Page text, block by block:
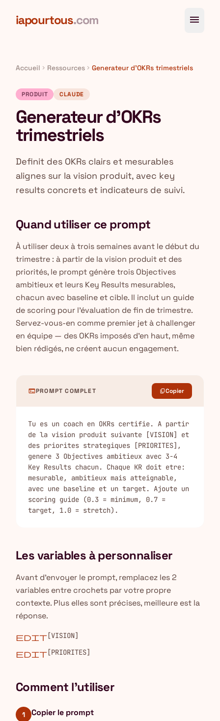
iapourtous.com menu
Accueil chevron_right Ressources chevron_right Generateur d'OKRs trimestriels
PRODUIT CLAUDE
Generateur d'OKRs
trimestriels
Definit des OKRs clairs et mesurables
alignes sur la vision produit, avec key
results concrets et indicateurs de suivi.
Quand utiliser ce prompt
À utiliser deux à trois semaines avant le début du
trimestre : à partir de la vision produit et des
priorités, le prompt génère trois Objectives
ambitieux et leurs Key Results mesurables,
chacun avec baseline et cible. Il inclut un guide
de scoring pour l'évaluation de fin de trimestre.
Servez-vous-en comme premier jet à challenger
en équipe — des OKRs imposés d'en haut, même
bien rédigés, ne créent aucun engagement.
terminalPROMPT COMPLET content_copyCopier
Tu es un coach en OKRs certifie. A partir
de la vision produit suivante [VISION] et
des priorites strategiques [PRIORITES],
genere 3 Objectives ambitieux avec 3-4
Key Results chacun. Chaque KR doit etre:
mesurable, ambitieux mais atteignable,
avec une baseline et un target. Ajoute un
scoring guide (0.3 = minimum, 0.7 =
target, 1.0 = stretch).
Les variables à personnaliser
Avant d'envoyer le prompt, remplacez les 2
variables entre crochets par votre propre
contexte. Plus elles sont précises, meilleure est la
réponse.
edit[VISION]
edit[PRIORITES]
Comment l'utiliser
1 Copier le prompt